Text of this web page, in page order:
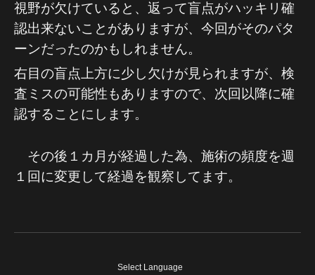
視野が欠けていると、返って盲点がハッキリ確
認出来ないことがありますが、今回がそのパタ
ーンだったのかもしれません。
右目の盲点上方に少し欠けが見られますが、検
査ミスの可能性もありますので、次回以降に確
認することにします。
その後１カ月が経過した為、施術の頻度を週
１回に変更して経過を観察してます。
Select Language